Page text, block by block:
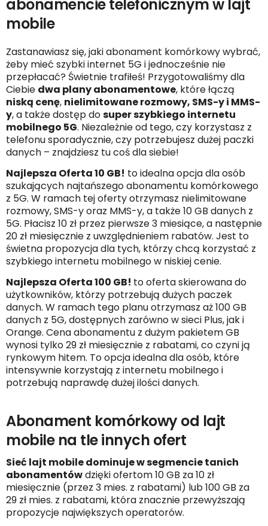
abonamencie telefonicznym w lajt
mobile
Zastanawiasz się, jaki abonament komórkowy wybrać,
żeby mieć szybki internet 5G i jednocześnie nie
przepłacać? Świetnie trafiłeś! Przygotowaliśmy dla
Ciebie dwa plany abonamentowe, które łączą
niską cenę, nielimitowane rozmowy, SMS-y i MMS-
y, a także dostęp dosuper szybkiego internetu
mobilnego 5G. Niezależnie od tego, czy korzystasz z
telefonu sporadycznie, czy potrzebujesz dużej paczki
danych – znajdziesz tu coś dla siebie!
Najlepsza Oferta 10 GB! to idealna opcja dla osób
szukających najtańszego abonamentu komórkowego
z 5G. W ramach tej oferty otrzymasz nielimitowane
rozmowy, SMS-y oraz MMS-y, a także 10 GB danych z
5G. Płacisz 10 zł przez pierwsze 3 miesiące, a następnie
20 zł miesięcznie z uwzględnieniem rabatów. Jest to
świetna propozycja dla tych, którzy chcą korzystać z
szybkiego internetu mobilnego w niskiej cenie.
Najlepsza Oferta 100 GB! to oferta skierowana do
użytkowników, którzy potrzebują dużych paczek
danych. W ramach tego planu otrzymasz aż 100 GB
danych z 5G, dostępnych zarówno w sieci Plus, jak i
Orange. Cena abonamentu z dużym pakietem GB
wynosi tylko 29 zł miesięcznie z rabatami, co czyni ją
rynkowym hitem. To opcja idealna dla osób, które
intensywnie korzystają z internetu mobilnego i
potrzebują naprawdę dużej ilości danych.
Abonament komórkowy od lajt
mobile na tle innych ofert
Sieć lajt mobile dominuje w segmencie tanich
abonamentówdzięki ofertom 10 GB za 10 zł
miesięcznie (przez 3 mies. z rabatami) lub 100 GB za
29 zł mies. z rabatami, która znacznie przewyższają
propozycje największych operatorów.